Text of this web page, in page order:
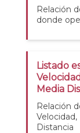
Relación
donde
Listado
Media
Relación
Distancia